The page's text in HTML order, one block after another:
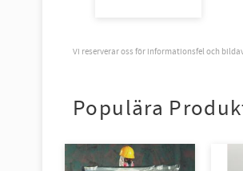
Vi reserverar oss för informationsfel och
Populära